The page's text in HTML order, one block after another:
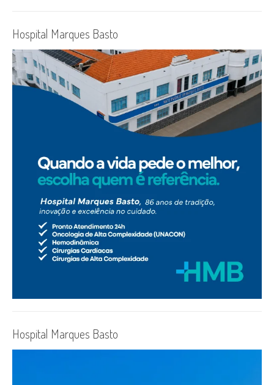
Hospital Marques Basto
Hospital Marques Basto